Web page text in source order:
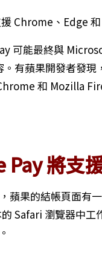
可能最終與
有蘋果開發者發
和 Mozilla
Pay 將支
蘋果的結帳頁面有
Safari 瀏覽器中